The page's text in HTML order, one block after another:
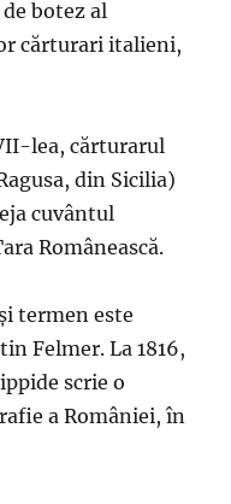
botez al
cărturari italieni,
lea, cărturarul
din Sicilia)
cuvântul
Românească.
termen este
Felmer. La 1816,
scrie o
a României, în